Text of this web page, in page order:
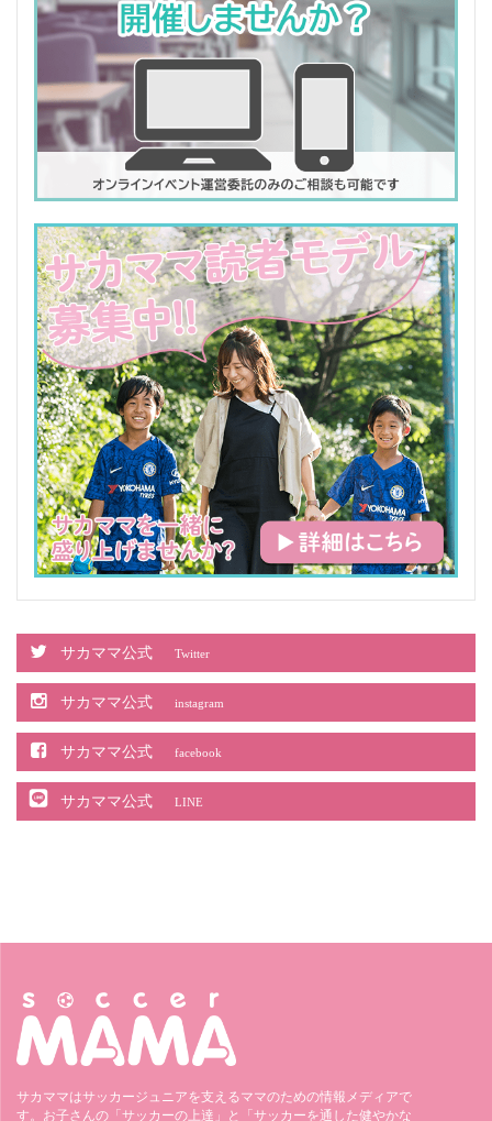
サカママ公式 Twitter
サカママ公式 instagram
サカママ公式 facebook
サカママ公式 LINE
サカママはサッカージュニアを支えるママのための情報メディアで
す。お子さんの「サッカーの上達」と「サッカーを通した健やかな